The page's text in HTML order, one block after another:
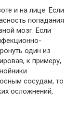
и на лице. Если
попадания
мозг. Если
один из
к примеру,
сосудам, то
осложнений,